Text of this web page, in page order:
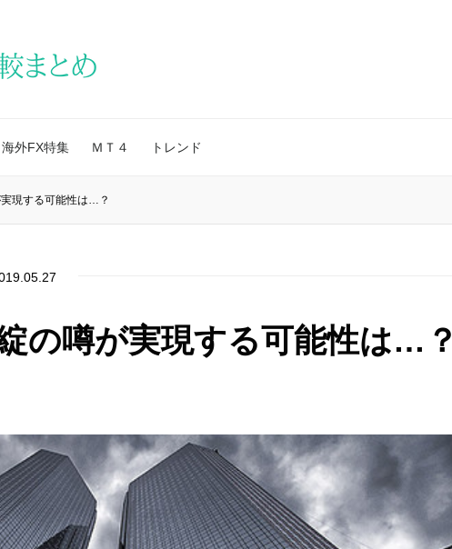
海外FX特集 ＭＴ４ トレンド
現する可能性は…？
の噂が実現する可能性は…？